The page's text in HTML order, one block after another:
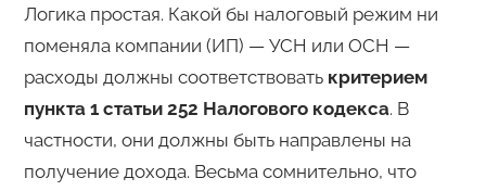
Логика простая. Какой бы налоговый режим ни
поменяла компании (ИП) — УСН или ОСН —
расходы должны соответствовать критерием
пункта 1 статьи 252 Налогового кодекса. В
частности, они должны быть направлены на
получение дохода. Весьма сомнительно, что